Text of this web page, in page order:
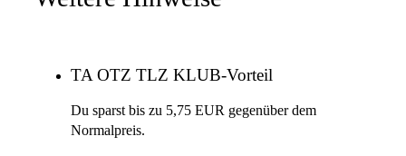
TA OTZ TLZ KLUB-Vorteil
Du sparst bis zu 5,75 EUR gegenüber dem
Normalpreis.